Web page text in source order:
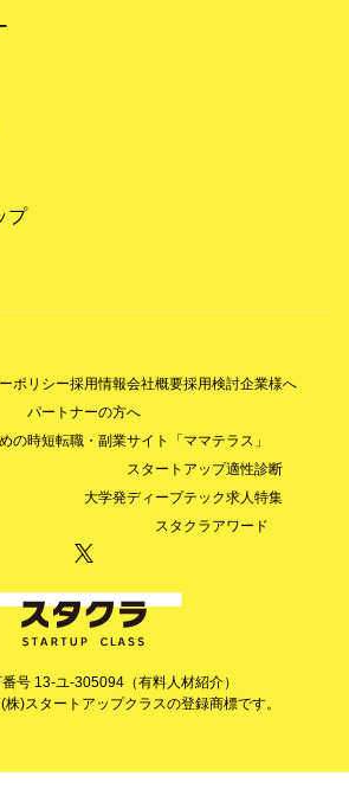
プ
ポリシー採用情報会社概要採用検討企業様へ
パートナーの方へ
の時短転職・副業サイト「ママテラス」
スタートアップ適性診断
大学発ディープテック求人特集
スタクラアワード
号 13-ユ-305094（有料人材紹介）
株)スタートアップクラスの登録商標です。